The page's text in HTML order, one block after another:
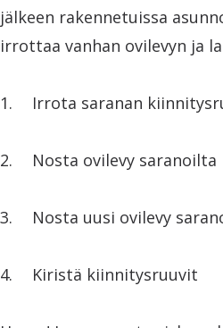
jälkeen rakennetuissa
irrottaa vanhan ovilevyn ja
Irrota saranan
Nosta ovilevy saranoilta
Nosta uusi ovilevy
Kiristä kiinnitysruuvit